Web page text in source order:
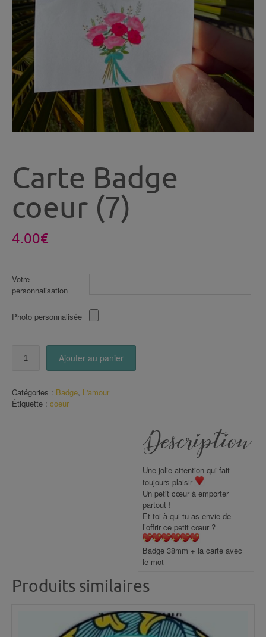
Carte Badge
coeur (7)
4.00€
Votre
personnalisation
Photo personnalisée
coeur
(7)
Ajouter au panier
Catégories : Badge, L'amour
Étiquette : coeur
Description
Une jolie attention qui fait
toujours plaisir
Un petit cœur à emporter
partout !
Et toi à qui tu as envie de
l’offrir ce petit cœur ?
Badge 38mm + la carte avec
le mot
Produits similaires